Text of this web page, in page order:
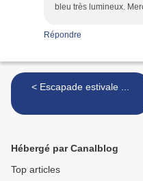
bleu très lumineux.
Répondre
< Escapade estivale ...
Hébergé par Canalblog
Top articles